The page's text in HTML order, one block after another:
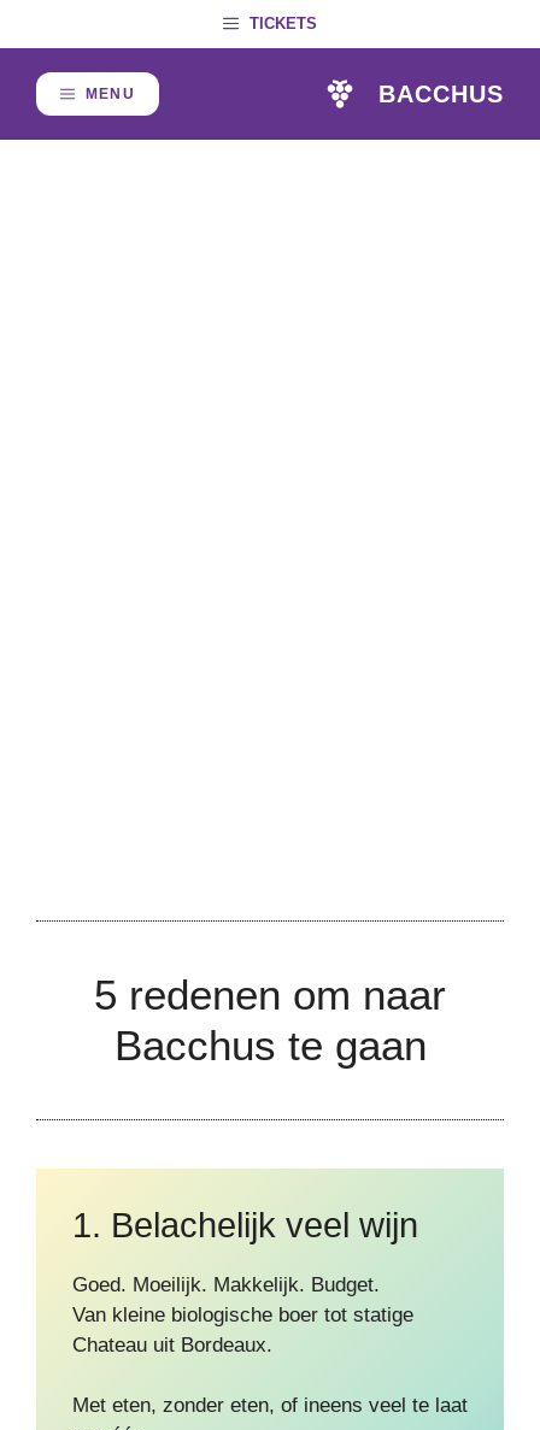
to
content
TICKETS
BACCHUS
MENU
5 redenen om naar
Bacchus te gaan
1. Belachelijk veel wijn
Goed. Moeilijk. Makkelijk. Budget.
Van kleine biologische boer tot statige
Chateau uit Bordeaux.
Met eten, zonder eten, of ineens veel te laat